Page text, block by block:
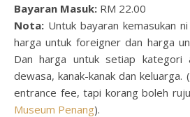
Bayaran Masuk: RM 22.00
Nota: Untuk bayaran kemasukan
harga untuk foreigner dan harga
Dan harga untuk setiap kategori
dewasa, kanak-kanak dan keluarga.
entrance fee, tapi korang boleh
Museum Penang).